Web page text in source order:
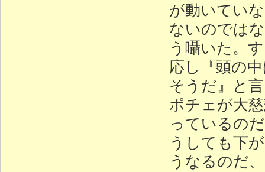
が動いてい
ないのでは
う囁いた。
応し『頭の
そうだ』と
ポチェが大
っているの
うしても下
うなるのだ